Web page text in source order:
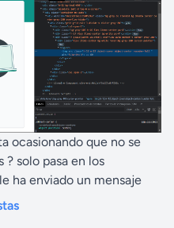
ocasionando que no se
? solo pasa en los
ha enviado un mensaje